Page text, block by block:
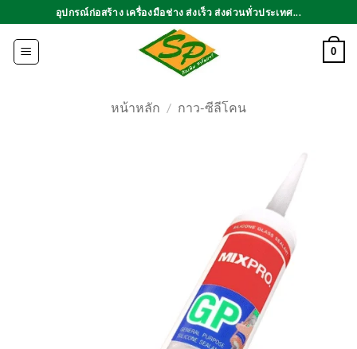
ไป
เนื้อหา
อุปกรณ์ก่อสร้าง เครื่องมือช่าง ส่งเร็ว ส่งด่วนทั่วประเทศ...
0
หน้าหลัก / กาว-ซีลีโคน